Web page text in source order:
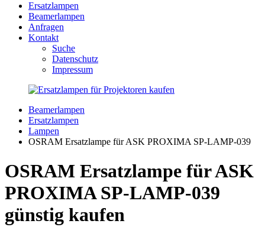
Ersatzlampen
Beamerlampen
Anfragen
Kontakt
Suche
Datenschutz
Impressum
Beamerlampen
Ersatzlampen
Lampen
OSRAM Ersatzlampe für ASK PROXIMA SP-LAMP-039
OSRAM Ersatzlampe für ASK
PROXIMA SP-LAMP-039
günstig kaufen